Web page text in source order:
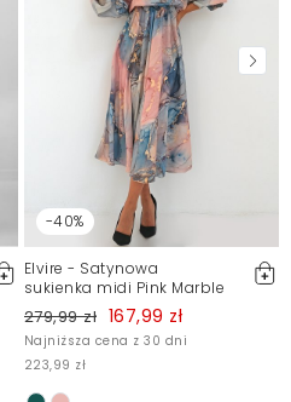
-40%
Elvire - Satynowa
sukienka midi Pink Marble
279,99 zł 167,99 zł
Najniższa cena z 30 dni
223,99 zł